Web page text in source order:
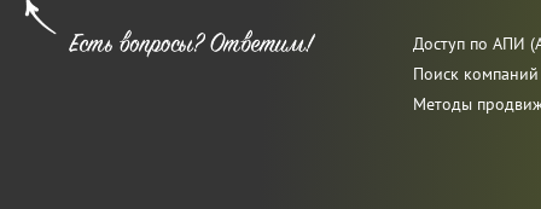
Доступ по АПИ
Поиск
Методы